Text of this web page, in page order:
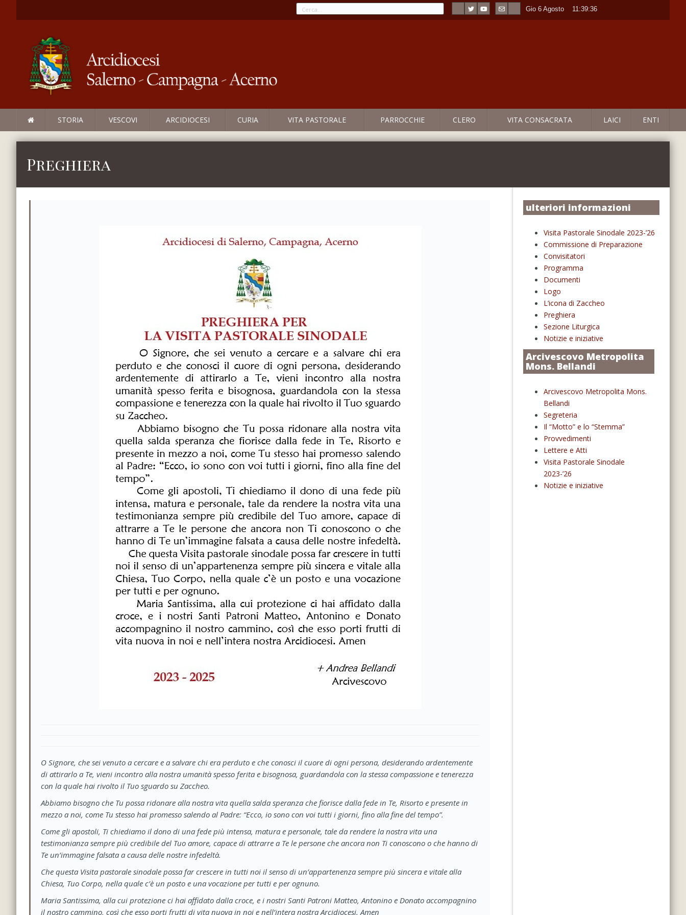
Gio 6 Agosto 11:39:37
STORIA VESCOVI ARCIDIOCESI CURIA VITA PASTORALE PARROCCHIE CLERO VITA CONSACRATA LAICI ENTI
Preghiera
O Signore, che sei venuto a cercare e a salvare chi era perduto e che conosci il cuore di ogni persona, desiderando ardentemente
di attirarlo a Te, vieni incontro alla nostra umanità spesso ferita e bisognosa, guardandola con la stessa compassione e tenerezza
con la quale hai rivolto il Tuo sguardo su Zaccheo.
Abbiamo bisogno che Tu possa ridonare alla nostra vita quella salda speranza che fiorisce dalla fede in Te, Risorto e presente in
mezzo a noi, come Tu stesso hai promesso salendo al Padre: “Ecco, io sono con voi tutti i giorni, fino alla fine del tempo”.
Come gli apostoli, Ti chiediamo il dono di una fede più intensa, matura e personale, tale da rendere la nostra vita una
testimonianza sempre più credibile del Tuo amore, capace di attrarre a Te le persone che ancora non Ti conoscono o che hanno di
Te un’immagine falsata a causa delle nostre infedeltà.
Che questa Visita pastorale sinodale possa far crescere in tutti noi il senso di un’appartenenza sempre più sincera e vitale alla
Chiesa, Tuo Corpo, nella quale c’è un posto e una vocazione per tutti e per ognuno.
Maria Santissima, alla cui protezione ci hai affidato dalla croce, e i nostri Santi Patroni Matteo, Antonino e Donato accompagnino
il nostro cammino, così che esso porti frutti di vita nuova in noi e nell’intera nostra Arcidiocesi. Amen
ulteriori informazioni
Visita Pastorale Sinodale 2023-’26
Commissione di Preparazione
Convisitatori
Programma
Documenti
Logo
L’icona di Zaccheo
Preghiera
Sezione Liturgica
Notizie e iniziative
Arcivescovo Metropolita
Mons. Bellandi
Arcivescovo Metropolita Mons.
Bellandi
Segreteria
Il “Motto” e lo “Stemma”
Provvedimenti
Lettere e Atti
Visita Pastorale Sinodale
2023-’26
Notizie e iniziative